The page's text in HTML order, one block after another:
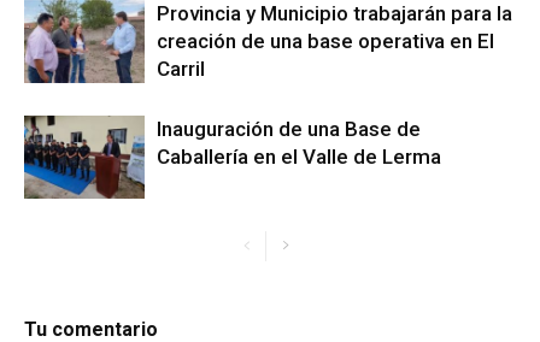
Provincia y Municipio trabajarán para la
creación de una base operativa en El
Carril
Inauguración de una Base de
Caballería en el Valle de Lerma
Tu comentario